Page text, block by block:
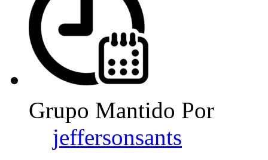
Grupo Mantido Por
jeffersonsants